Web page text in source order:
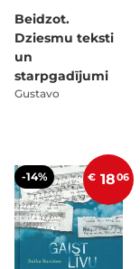
Beidzot.
Dziesmu teksti
un
starpgadījumi
Gustavo
-14% € 1806